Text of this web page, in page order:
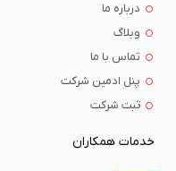
درباره ما
وبلاگ
تماس با ما
پنل ادمین شرکت
ثبت شرکت
خدمات همکاران